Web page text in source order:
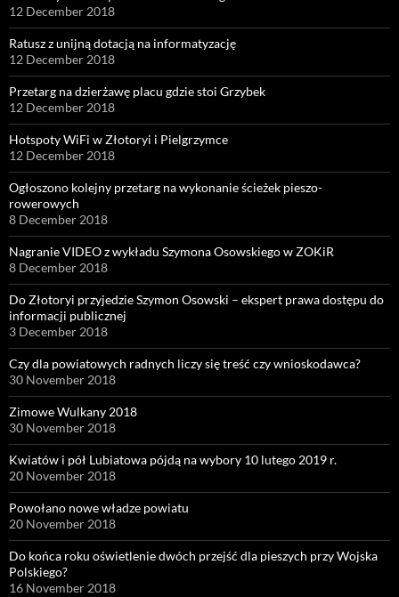
12 December 2018
Ratusz z unijną dotacją na informatyzację
12 December 2018
Przetarg na dzierżawę placu gdzie stoi Grzybek
12 December 2018
Hotspoty WiFi w Złotoryi i Pielgrzymce
12 December 2018
Ogłoszono kolejny przetarg na wykonanie ścieżek pieszo-
rowerowych
8 December 2018
Nagranie VIDEO z wykładu Szymona Osowskiego w ZOKiR
8 December 2018
Do Złotoryi przyjedzie Szymon Osowski – ekspert prawa dostępu do
informacji publicznej
3 December 2018
Czy dla powiatowych radnych liczy się treść czy wnioskodawca?
30 November 2018
Zimowe Wulkany 2018
30 November 2018
Kwiatów i pół Lubiatowa pójdą na wybory 10 lutego 2019 r.
20 November 2018
Powołano nowe władze powiatu
20 November 2018
Do końca roku oświetlenie dwóch przejść dla pieszych przy Wojska
Polskiego?
16 November 2018